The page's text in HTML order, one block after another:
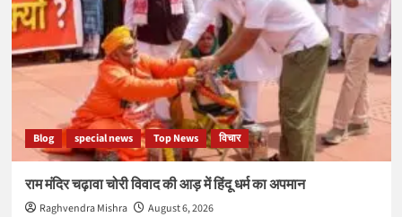
Blog special news Top News विचार
राम मंदिर चढ़ावा चोरी विवाद की आड़ में हिंदू धर्म का अपमान
Raghvendra Mishra August 6, 2026